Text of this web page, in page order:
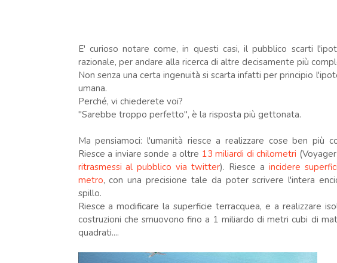
E' curioso notare come, in questi casi, il pubblico scarti
razionale, per andare alla ricerca di altre decisamente più
Non senza una certa ingenuità si scarta infatti per principio
umana.
Perché, vi chiederete voi?
"Sarebbe troppo perfetto", è la risposta più gettonata.
Ma pensiamoci: l'umanità riesce a realizzare cose ben più
Riesce a inviare sonde a oltre 13 miliardi di chilometri
ritrasmessi al pubblico via twitter). Riesce aincidere
metro, con una precisione tale da poter scrivere l'intera
spillo.
Riesce a modificare la superficie terracquea, e a realizzare
costruzioni che smuovono fino a 1 miliardo di metri cubi di
quadrati....